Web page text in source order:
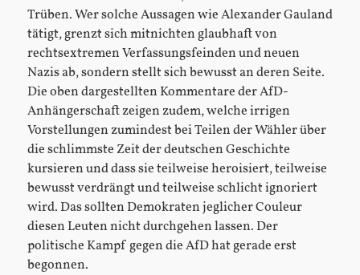
Trüben. Wer solche Aussagen wie Alexander Gauland
tätigt, grenzt sich mitnichten glaubhaft von
rechtsextremen Verfassungsfeinden und neuen
Nazis ab, sondern stellt sich bewusst an deren Seite.
Die oben dargestellten Kommentare der AfD-
Anhängerschaft zeigen zudem, welche irrigen
Vorstellungen zumindest bei Teilen der Wähler über
die schlimmste Zeit der deutschen Geschichte
kursieren und dass sie teilweise heroisiert, teilweise
bewusst verdrängt und teilweise schlicht ignoriert
wird. Das sollten Demokraten jeglicher Couleur
diesen Leuten nicht durchgehen lassen. Der
politische Kampf gegen die AfD hat gerade erst
begonnen.